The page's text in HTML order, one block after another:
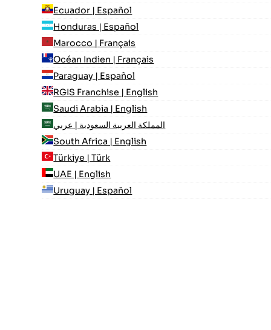
Ecuador | Español
Honduras | Español
Marocco | Français
Océan Indien | Français
Paraguay | Español
RGIS Franchise | English
Saudi Arabia | English
المملكة العربية السعودية | عربي
South Africa | English
Türkiye | Türk
UAE | English
Uruguay | Español